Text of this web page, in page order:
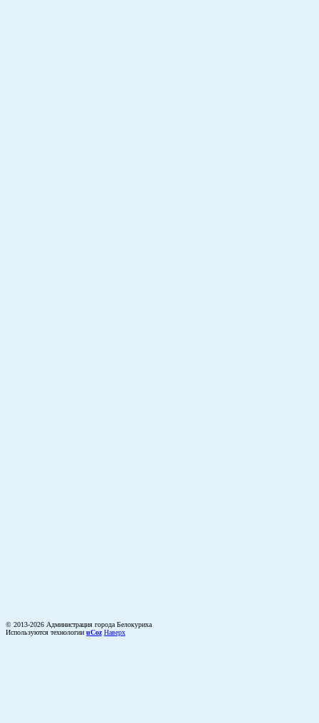
© 2013-2026 Администрация города Белокуриха
Используются технологии uCoz Наверх